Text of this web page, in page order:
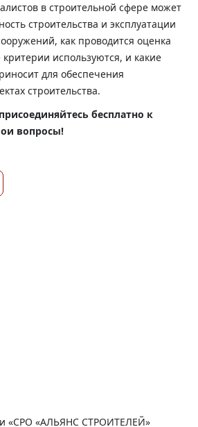
в строительной сфере может
строительства и эксплуатации
как проводится оценка
используются, и какие
для обеспечения
строительства.
бесплатно к
вопросы!
«СРО «АЛЬЯНС СТРОИТЕЛЕЙ»